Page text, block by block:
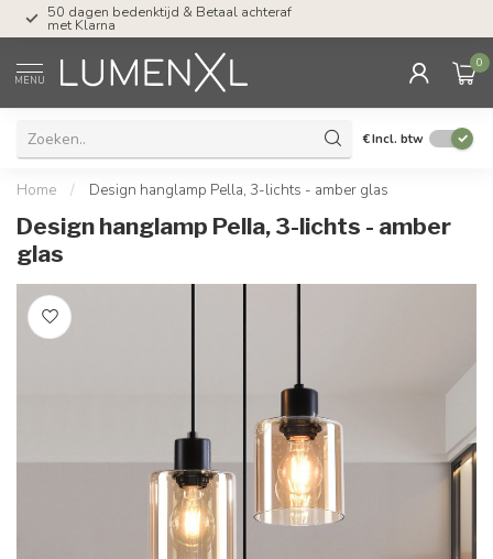
50 dagen bedenktijd & Betaal achteraf
met Klarna
MENU
0
€Incl. btw
Home / Design hanglamp Pella, 3-lichts - amber glas
Design hanglamp Pella, 3-lichts - amber
glas